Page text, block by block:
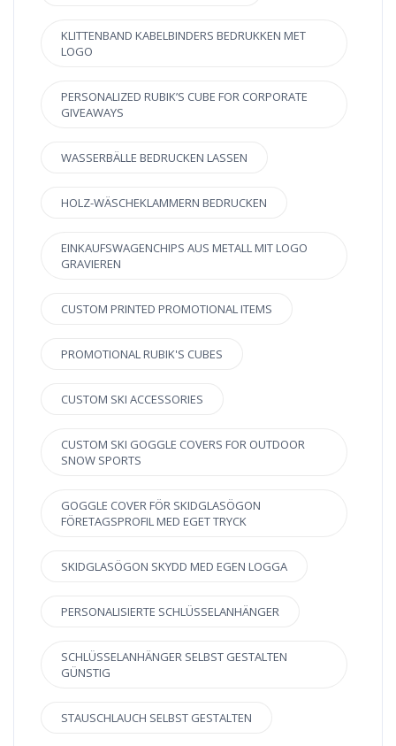
KLITTENBAND KABELBINDERS BEDRUKKEN MET
LOGO
PERSONALIZED RUBIK’S CUBE FOR CORPORATE
GIVEAWAYS
WASSERBÄLLE BEDRUCKEN LASSEN
HOLZ-WÄSCHEKLAMMERN BEDRUCKEN
EINKAUFSWAGENCHIPS AUS METALL MIT LOGO
GRAVIEREN
CUSTOM PRINTED PROMOTIONAL ITEMS
PROMOTIONAL RUBIK'S CUBES
CUSTOM SKI ACCESSORIES
CUSTOM SKI GOGGLE COVERS FOR OUTDOOR
SNOW SPORTS
GOGGLE COVER FÖR SKIDGLASÖGON
FÖRETAGSPROFIL MED EGET TRYCK
SKIDGLASÖGON SKYDD MED EGEN LOGGA
PERSONALISIERTE SCHLÜSSELANHÄNGER
SCHLÜSSELANHÄNGER SELBST GESTALTEN
GÜNSTIG
STAUSCHLAUCH SELBST GESTALTEN